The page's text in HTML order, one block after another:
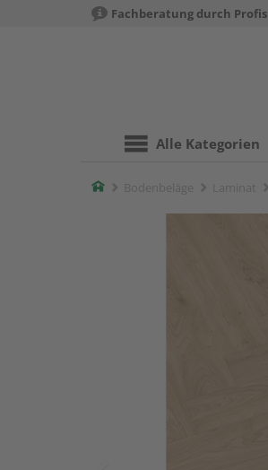
Fachberatung durch Profis
Alle Kategorien
Home